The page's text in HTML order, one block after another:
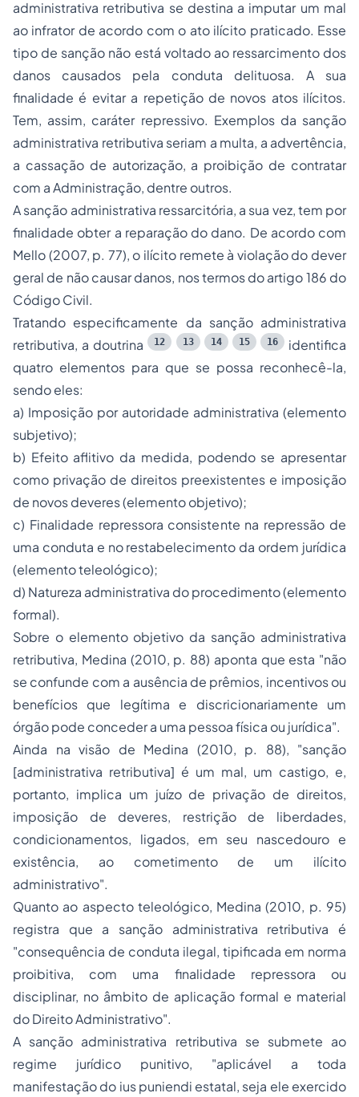
administrativa retributiva se destina a imputar um mal
ao infrator de acordo com o ato ilícito praticado. Esse
tipo de sanção não está voltado ao ressarcimento dos
danos causados pela conduta delituosa. A sua
finalidade é evitar a repetição de novos atos ilícitos.
Tem, assim, caráter repressivo. Exemplos da sanção
administrativa retributiva seriam a multa, a advertência,
a cassação de autorização, a proibição de contratar
com a Administração, dentre outros.
A sanção administrativa ressarcitória, a sua vez, tem por
finalidade obter a reparação do dano. De acordo com
Mello (2007, p. 77), o ilícito remete à violação do dever
geral de não causar danos, nos termos do artigo 186 do
Código Civil.
Tratando especificamente da sanção administrativa
retributiva, a doutrina
12 13 14 15 16 identifica
quatro elementos para que se possa reconhecê-la,
sendo eles:
a) Imposição por autoridade administrativa (elemento
subjetivo);
b) Efeito aflitivo da medida, podendo se apresentar
como privação de direitos preexistentes e imposição
de novos deveres (elemento objetivo);
c) Finalidade repressora consistente na repressão de
uma conduta e no restabelecimento da ordem jurídica
(elemento teleológico);
d) Natureza administrativa do procedimento (elemento
formal).
Sobre o elemento objetivo da sanção administrativa
retributiva, Medina (2010, p. 88) aponta que esta "não
se confunde com a ausência de prêmios, incentivos ou
benefícios que legítima e discricionariamente um
órgão pode conceder a uma pessoa física ou jurídica".
Ainda na visão de Medina (2010, p. 88), "sanção
[administrativa retributiva] é um mal, um castigo, e,
portanto, implica um juízo de privação de direitos,
imposição de deveres, restrição de liberdades,
condicionamentos, ligados, em seu nascedouro e
existência, ao cometimento de um ilícito
administrativo".
Quanto ao aspecto teleológico, Medina (2010, p. 95)
registra que a sanção administrativa retributiva é
"consequência de conduta ilegal, tipificada em norma
proibitiva, com uma finalidade repressora ou
disciplinar, no âmbito de aplicação formal e material
do Direito Administrativo".
A sanção administrativa retributiva se submete ao
regime jurídico punitivo, "aplicável a toda
manifestação do ius puniendi estatal, seja ele exercido